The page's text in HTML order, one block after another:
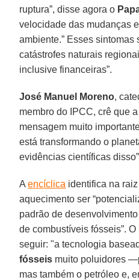
ruptura”, disse agora o
velocidade das mudanças
ambiente.” Esses sintomas
catástrofes naturais
inclusive financeiras”.
José Manuel Moreno,
membro do IPCC, crê que
mensagem muito
está transformando o
evidências científicas
Aencíclica identifica na
aquecimento ser
padrão de
de combustíveis fósseis”.
seguir: "a tecnologia
fósseis muito poluidores
mas também o petróleo e,